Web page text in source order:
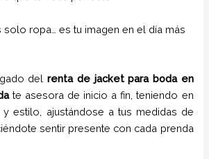
solo ropa… es tu imagen en el día más
delrenta de jacket para bodaen
te asesora de inicio a fin, teniendo en
y estilo, ajustándose a tus medidas de
sentir presente con cada prenda